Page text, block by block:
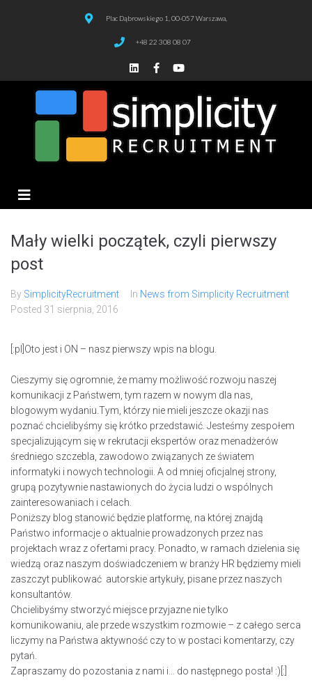
Plac Dąbrowskiego 1, 00-057 Warszawa,
+48 22 308 08 07
Mały wielki początek, czyli pierwszy
post
By SimplicityRecruitment In News from Simplicity Recruitment
Posted 31 sierpnia, 2016
[:pl]Oto jest i ON – nasz pierwszy wpis na blogu.
Cieszymy się ogromnie, że mamy możliwość rozwoju naszej
komunikacji z Państwem, tym razem w nowym dla nas,
blogowym wydaniu.Tym, którzy nie mieli jeszcze okazji nas
poznać chcielibyśmy się krótko przedstawić. Jesteśmy zespołem
specjalizującym się w rekrutacji ekspertów oraz menadżerów
średniego szczebla, zawodowo związanych ze światem
informatyki i nowych technologii. A od mniej oficjalnej strony,
grupą pozytywnie nastawionych do życia ludzi o wspólnych
zainteresowaniach i celach.
Poniższy blog stanowić będzie platformę, na której znajdą
Państwo informacje o aktualnie prowadzonych przez nas
projektach wraz z ofertami pracy. Ponadto, w ramach dzielenia się
wiedzą oraz naszym doświadczeniem w branży HR będziemy mieli
zaszczyt publikować autorskie artykuły, pisane przez naszych
konsultantów.
Chcielibyśmy stworzyć miejsce przyjazne nie tylko
komunikowaniu, ale przede wszystkim rozmowie – z całego serca
liczymy na Państwa aktywność czy to w postaci komentarzy, czy
pytań.
Zapraszamy do pozostania z nami i… do następnego posta! :)[:]